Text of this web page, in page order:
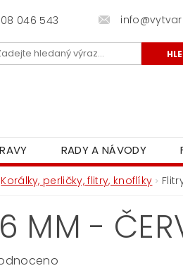
046 543
RADY A NÁVODY
Korálky, perličky, flitry, knoflíky
MM -